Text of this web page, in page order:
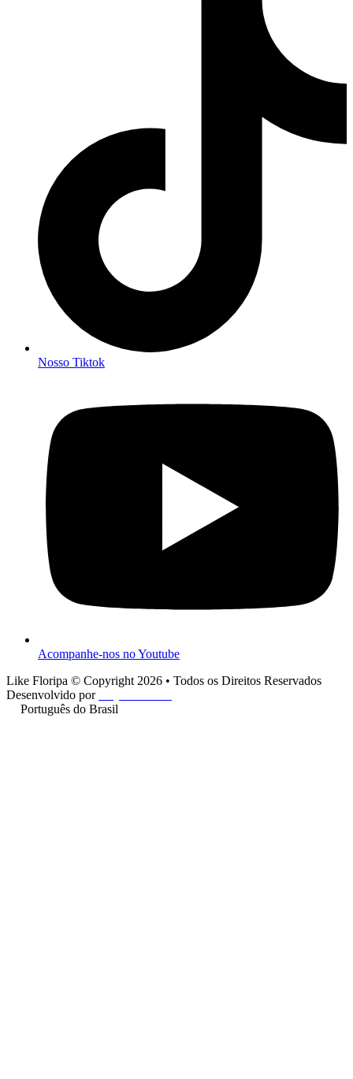
Nosso Tiktok
Acompanhe-nos no Youtube
Like Floripa © Copyright 2026 • Todos os Direitos Reservados
Desenvolvido por
Português do Brasil